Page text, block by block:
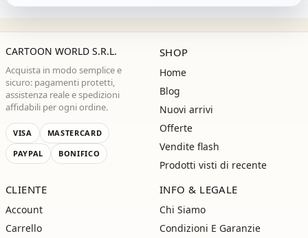
CARTOON WORLD S.R.L.
Acquista in modo semplice e
sicuro: pagamenti protetti,
assistenza reale e spedizioni
affidabili per ogni ordine.
VISA
MASTERCARD
PAYPAL
BONIFICO
SHOP
Home
Blog
Nuovi arrivi
Offerte
Vendite flash
Prodotti visti di recente
CLIENTE
Account
Carrello
INFO & LEGALE
Chi Siamo
Condizioni E Garanzie